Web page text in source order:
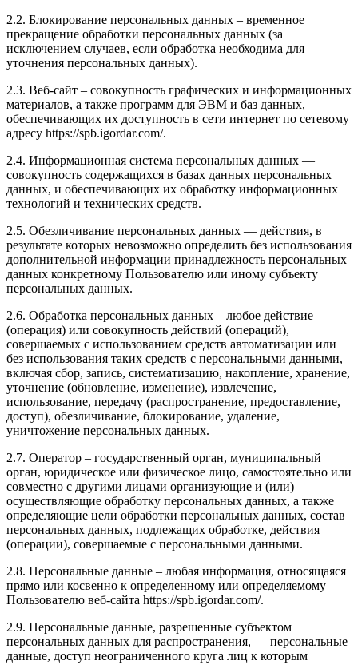
2.2. Блокирование персональных данных – временное
прекращение обработки персональных данных (за
исключением случаев, если обработка необходима для
уточнения персональных данных).
2.3. Веб-сайт – совокупность графических и информационных
материалов, а также программ для ЭВМ и баз данных,
обеспечивающих их доступность в сети интернет по сетевому
адресу https://spb.igordar.com/.
2.4. Информационная система персональных данных —
совокупность содержащихся в базах данных персональных
данных, и обеспечивающих их обработку информационных
технологий и технических средств.
2.5. Обезличивание персональных данных — действия, в
результате которых невозможно определить без использования
дополнительной информации принадлежность персональных
данных конкретному Пользователю или иному субъекту
персональных данных.
2.6. Обработка персональных данных – любое действие
(операция) или совокупность действий (операций),
совершаемых с использованием средств автоматизации или
без использования таких средств с персональными данными,
включая сбор, запись, систематизацию, накопление, хранение,
уточнение (обновление, изменение), извлечение,
использование, передачу (распространение, предоставление,
доступ), обезличивание, блокирование, удаление,
уничтожение персональных данных.
2.7. Оператор – государственный орган, муниципальный
орган, юридическое или физическое лицо, самостоятельно или
совместно с другими лицами организующие и (или)
осуществляющие обработку персональных данных, а также
определяющие цели обработки персональных данных, состав
персональных данных, подлежащих обработке, действия
(операции), совершаемые с персональными данными.
2.8. Персональные данные – любая информация, относящаяся
прямо или косвенно к определенному или определяемому
Пользователю веб-сайта https://spb.igordar.com/.
2.9. Персональные данные, разрешенные субъектом
персональных данных для распространения, — персональные
данные, доступ неограниченного круга лиц к которым